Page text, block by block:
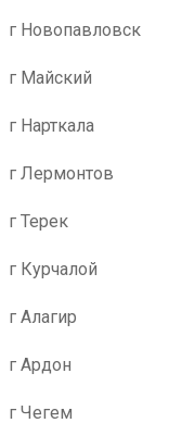
г Новопавловск
г Майский
г Нарткала
г Лермонтов
г Терек
г Курчалой
г Алагир
г Ардон
г Чегем